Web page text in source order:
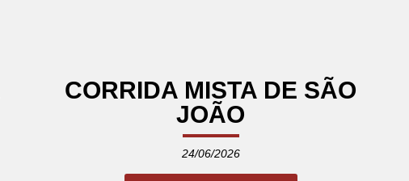
CORRIDA MISTA DE SÃO
JOÃO
24/06/2026